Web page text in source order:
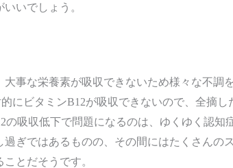
いでしょう。
事な栄養素が吸収できないため様々な不調
にビタミンB12が吸収できないので、全摘し
吸収低下で問題になるのは、ゆくゆく認知
ぎではあるものの、その間にはたくさんの
とだそうです。